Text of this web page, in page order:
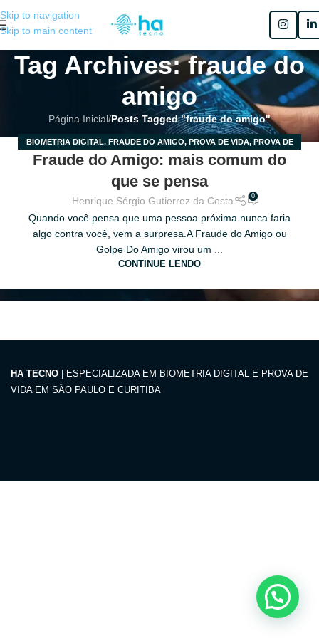
Skip to navigation
Skip to main content
Tag Archives: fraude do
amigo
Página Inicial/Posts Tagged "fraude do amigo"
24BIOMETRIA DIGITAL, FRAUDE DO AMIGO, PROVA DE VIDA, PROVA DE
VIDA PELO CELULAR
,SEM CATEGORIA
Fraude do Amigo: mais comum do
que se pensa
Henrique Sérgio Gutierrez da Costa 0
Quando você pensa que uma pessoa próxima nunca faria
algo contra você, vem a surpresa.A Fraude do Amigo ou
Golpe Do Amigo virou um ...
CONTINUE LENDO
HA TECNO | ESPECIALIZADA EM BIOMETRIA DIGITAL E PROVA DE
VIDA EM SÃO PAULO E CURITIBA